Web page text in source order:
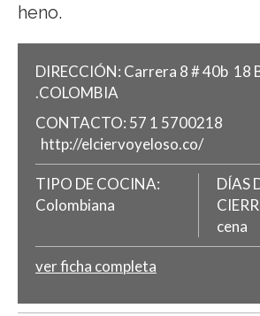
heno.
DIRECCIÓN: Carrera 8 # 40b  18
.COLOMBIA
CONTACTO: 57 1 5700218
http://elciervoyeloso.co/
TIPO DE COCINA:
Colombiana
DÍAS
cena
ver ficha completa